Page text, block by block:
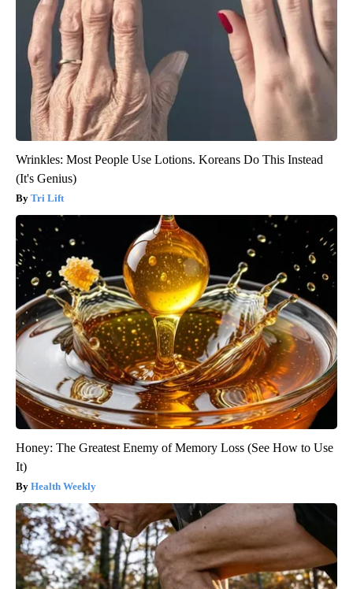
Wrinkles: Most People Use Lotions. Koreans Do This Instead
(It's Genius)
Tri Lift
Honey: The Greatest Enemy of Memory Loss (See How to Use
It)
Health Weekly